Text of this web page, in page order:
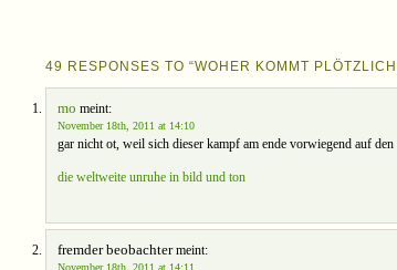
49 RESPONSES TO “WOHER KOMMT
mo meint:
November 18th, 2011 at 14:10
gar nicht ot, weil sich dieser kampf am ende vorwiegend auf
die weltweite unruhe in bild und ton
fremder beobachtermeint:
November 18th, 2011 at 14:11